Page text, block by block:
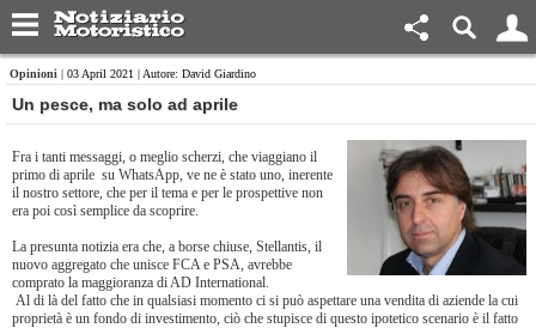
Opinioni | 03 April 2021 | Autore: David Giardino
​Un pesce, ma solo ad aprile
Fra i tanti messaggi, o meglio scherzi, che viaggiano il
primo di aprile su WhatsApp, ve ne è stato uno, inerente
il nostro settore, che per il tema e per le prospettive non
era poi così semplice da scoprire.
La presunta notizia era che, a borse chiuse, Stellantis, il
nuovo aggregato che unisce FCA e PSA, avrebbe
comprato la maggioranza di AD International.
Al di là del fatto che in qualsiasi momento ci si può aspettare una vendita di aziende la cui
proprietà è un fondo di investimento, ciò che stupisce di questo ipotetico scenario è il fatto